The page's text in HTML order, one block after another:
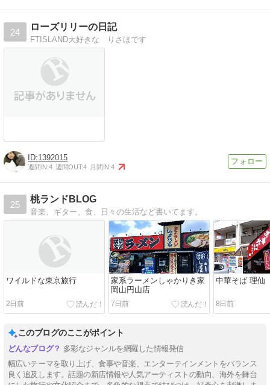
24
ローズリリーの日記
FTISLAND大好きな りさほです
1392015
週間IN:4 週間OUT:4 月間IN:4
25
桃ランドBLOG
音楽、ギター、食、日々の生活など書いてます。
ワイルドな東京旅行
2日前
家系ラーメンしゃかりき家
岡山円山店
7日前
中華そば 理仙
8日前
このブログのここがポイント
多彩なジャンルを網羅した情報発信
幅広いテーマを取り上げ、食事や音楽、エンターテインメントをバランス
良く追及します。話題の新店情報や人気アーティストの動向、海外を舞台